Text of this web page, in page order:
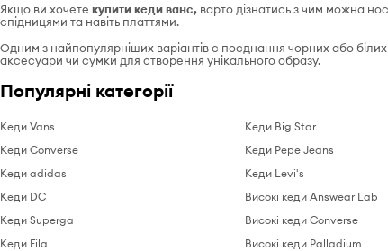
Якщо ви хочете купити кеди ванс, варто дізнатись з чим можна
спідницями та навіть платтями.
Одним з найпопулярніших варіантів є поєднання чорних або
аксесуари чи сумки для створення унікального образу.
Популярні категорії
Кеди Vans
Кеди Converse
Кеди adidas
Кеди DC
Кеди Superga
Кеди Fila
Кеди Big Star
Кеди Pepe Jeans
Кеди Levi's
Високі кеди Answear Lab
Високі кеди Converse
Високі кеди Palladium